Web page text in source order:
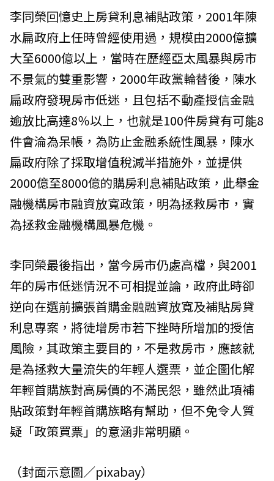
李同榮回憶史上房貸利息補貼政策，2001年陳
水扁政府上任時曾經使用過，規模由2000億擴
大至6000億以上，當時在歷經亞太風暴與房市
不景氣的雙重影響，2000年政黨輪替後，陳水
扁政府發現房市低迷，且包括不動產授信金融
逾放比高達8％以上，也就是100件房貸有可能8
件會淪為呆帳，為防止金融系統性風暴，陳水
扁政府除了採取增值稅減半措施外，並提供
2000億至8000億的購房利息補貼政策，此舉金
融機構房市融資放寬政策，明為拯救房市，實
為拯救金融機構風暴危機。
李同榮最後指出，當今房市仍處高檔，與2001
年的房市低迷情況不可相提並論，政府此時卻
逆向在選前擴張首購金融融資放寬及補貼房貸
利息專案，將徒增房市若下挫時所增加的授信
風險，其政策主要目的，不是救房市，應該就
是為拯救大量流失的年輕人選票，並企圖化解
年輕首購族對高房價的不滿民怨，雖然此項補
貼政策對年輕首購族略有幫助，但不免令人質
疑「政策買票」的意涵非常明顯。
（封面示意圖／pixabay）